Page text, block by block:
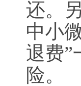
还。
中小
退费”
险。